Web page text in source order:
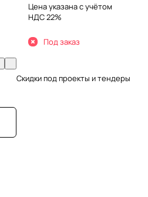
Цена указана с учётом
НДС 22%
Под заказ
Скидки под проекты и тендеры